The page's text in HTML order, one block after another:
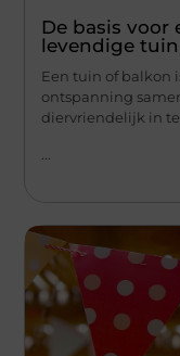
De basis voor
levendige tuin
Een tuin of balkon
ontspanning
diervriendelijk in te